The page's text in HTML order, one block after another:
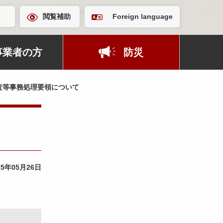
閲覧補助 Foreign language
業者の方 防災
事務処理要領について
年05月26日